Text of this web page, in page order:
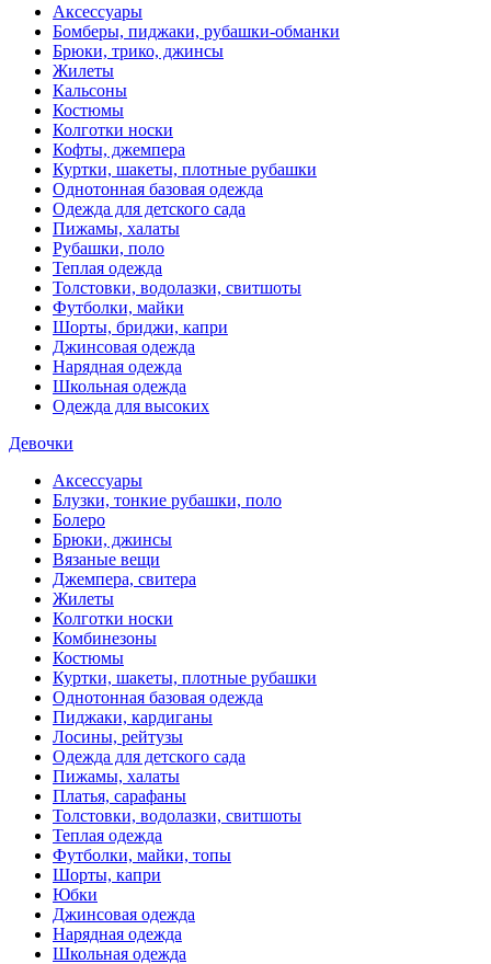
Аксессуары
Бомберы, пиджаки, рубашки-обманки
Брюки, трико, джинсы
Жилеты
Кальсоны
Костюмы
Колготки носки
Кофты, джемпера
Куртки, шакеты, плотные рубашки
Однотонная базовая одежда
Одежда для детского сада
Пижамы, халаты
Рубашки, поло
Теплая одежда
Толстовки, водолазки, свитшоты
Футболки, майки
Шорты, бриджи, капри
Джинсовая одежда
Нарядная одежда
Школьная одежда
Одежда для высоких
Девочки
Аксессуары
Блузки, тонкие рубашки, поло
Болеро
Брюки, джинсы
Вязаные вещи
Джемпера, свитера
Жилеты
Колготки носки
Комбинезоны
Костюмы
Куртки, шакеты, плотные рубашки
Однотонная базовая одежда
Пиджаки, кардиганы
Лосины, рейтузы
Одежда для детского сада
Пижамы, халаты
Платья, сарафаны
Толстовки, водолазки, свитшоты
Теплая одежда
Футболки, майки, топы
Шорты, капри
Юбки
Джинсовая одежда
Нарядная одежда
Школьная одежда